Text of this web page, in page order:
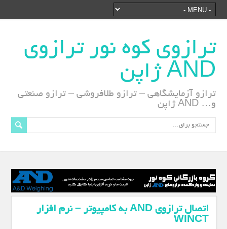
ترازوی کوه نور ترازوی
AND ژاپن
ترازو آزمایشگاهی – ترازو طلافروشی – ترازو صنعتی
و… AND ژاپن
اتصال ترازوی AND به کامپیوتر – نرم افزار
WINCT